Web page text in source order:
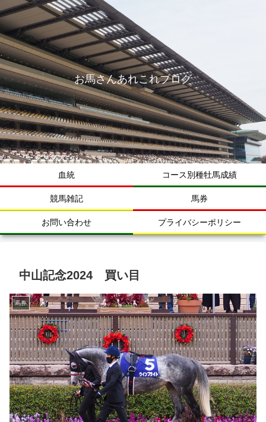
お馬さんあれこれブログ
血統 コース別種牡馬成績
競馬雑記 馬券
お問い合わせ プライバシーポリシー
中山記念2024 買い目
馬券